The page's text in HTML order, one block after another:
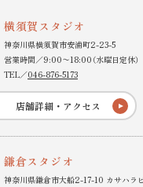
横須賀スタジオ
神奈川県横須賀市安浦町2-23-5
営業時間／9:00〜18:00（水曜日定休）
TEL／046-876-5173
店舗詳細・アクセス
鎌倉スタジオ
神奈川県鎌倉市大船2-17-10 カサハラ